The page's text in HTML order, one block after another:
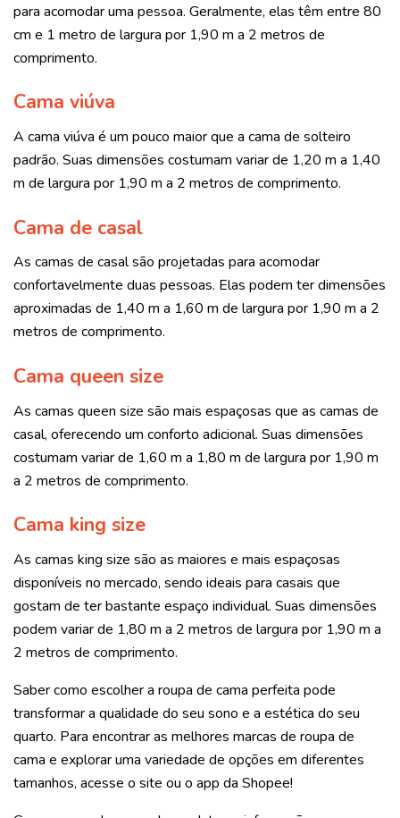
para acomodar uma pessoa. Geralmente, elas têm entre 80
cm e 1 metro de largura por 1,90 m a 2 metros de
comprimento.
Cama viúva
A cama viúva é um pouco maior que a cama de solteiro
padrão. Suas dimensões costumam variar de 1,20 m a 1,40
m de largura por 1,90 m a 2 metros de comprimento.
Cama de casal
As camas de casal são projetadas para acomodar
confortavelmente duas pessoas. Elas podem ter dimensões
aproximadas de 1,40 m a 1,60 m de largura por 1,90 m a 2
metros de comprimento.
Cama queen size
As camas queen size são mais espaçosas que as camas de
casal, oferecendo um conforto adicional. Suas dimensões
costumam variar de 1,60 m a 1,80 m de largura por 1,90 m
a 2 metros de comprimento.
Cama king size
As camas king size são as maiores e mais espaçosas
disponíveis no mercado, sendo ideais para casais que
gostam de ter bastante espaço individual. Suas dimensões
podem variar de 1,80 m a 2 metros de largura por 1,90 m a
2 metros de comprimento.
Saber como escolher a roupa de cama perfeita pode
transformar a qualidade do seu sono e a estética do seu
quarto. Para encontrar as melhores marcas de roupa de
cama e explorar uma variedade de opções em diferentes
tamanhos, acesse o site ou o app da Shopee!